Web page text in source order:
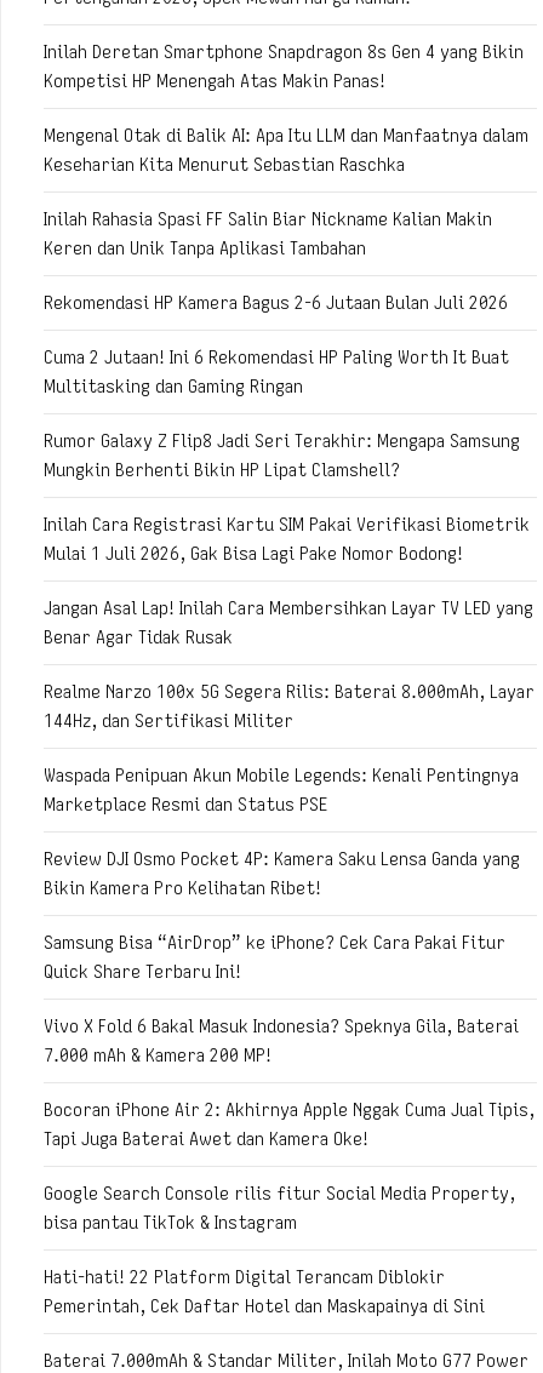
Inilah Deretan Smartphone Snapdragon 8s Gen 4 yang Bikin
Kompetisi HP Menengah Atas Makin Panas!
Mengenal Otak di Balik AI: Apa Itu LLM dan Manfaatnya dalam
Keseharian Kita Menurut Sebastian Raschka
Inilah Rahasia Spasi FF Salin Biar Nickname Kalian Makin
Keren dan Unik Tanpa Aplikasi Tambahan
Rekomendasi HP Kamera Bagus 2-6 Jutaan Bulan Juli 2026
Cuma 2 Jutaan! Ini 6 Rekomendasi HP Paling Worth It Buat
Multitasking dan Gaming Ringan
Rumor Galaxy Z Flip8 Jadi Seri Terakhir: Mengapa Samsung
Mungkin Berhenti Bikin HP Lipat Clamshell?
Inilah Cara Registrasi Kartu SIM Pakai Verifikasi Biometrik
Mulai 1 Juli 2026, Gak Bisa Lagi Pake Nomor Bodong!
Jangan Asal Lap! Inilah Cara Membersihkan Layar TV LED yang
Benar Agar Tidak Rusak
Realme Narzo 100x 5G Segera Rilis: Baterai 8.000mAh, Layar
144Hz, dan Sertifikasi Militer
Waspada Penipuan Akun Mobile Legends: Kenali Pentingnya
Marketplace Resmi dan Status PSE
Review DJI Osmo Pocket 4P: Kamera Saku Lensa Ganda yang
Bikin Kamera Pro Kelihatan Ribet!
Samsung Bisa “AirDrop” ke iPhone? Cek Cara Pakai Fitur
Quick Share Terbaru Ini!
Vivo X Fold 6 Bakal Masuk Indonesia? Speknya Gila, Baterai
7.000 mAh & Kamera 200 MP!
Bocoran iPhone Air 2: Akhirnya Apple Nggak Cuma Jual Tipis,
Tapi Juga Baterai Awet dan Kamera Oke!
Google Search Console rilis fitur Social Media Property,
bisa pantau TikTok & Instagram
Hati-hati! 22 Platform Digital Terancam Diblokir
Pemerintah, Cek Daftar Hotel dan Maskapainya di Sini
Baterai 7.000mAh & Standar Militer, Inilah Moto G77 Power